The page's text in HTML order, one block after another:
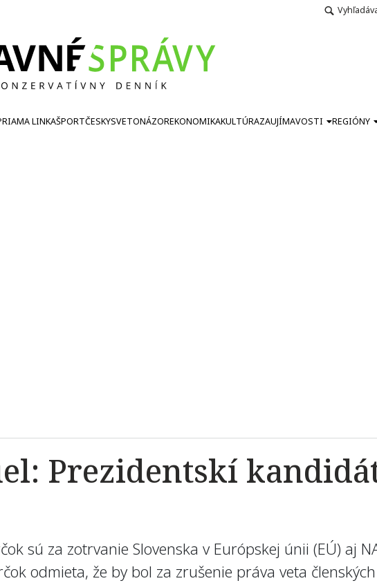
LINKAŠPORTČESKYSVETONÁZOREKONOMIKAKULTÚRAZAUJÍMAVOSTI REGIÓNY
Prezidentskí
sú za zotrvanie Slovenska v Európskej únii (EÚ) aj
odmieta, že by bol za zrušenie práva veta